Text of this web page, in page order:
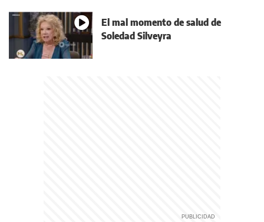
El mal momento de salud de
Soledad Silveyra